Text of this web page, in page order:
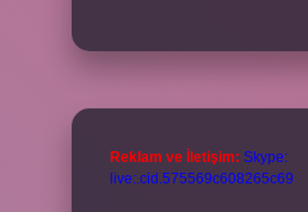
Reklam ve İletişim: Skype:
live:.cid.575569c608265c69